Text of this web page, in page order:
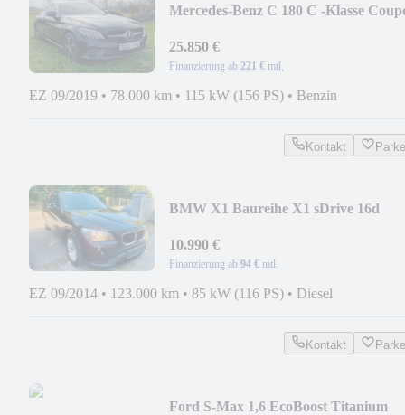
Mercedes-Benz C 180 C -Klasse
25.850 €
Finanzierung ab 221 € mtl.
EZ 09/2019 • 78.000 km • 115 kW (156 PS) • Benzin
Kontakt
BMW X1 Baureihe X1 sDrive 16d
10.990 €
Finanzierung ab 94 € mtl.
EZ 09/2014 • 123.000 km • 85 kW (116 PS) • Diesel
Kontakt
Ford S-Max 1,6 EcoBoost Titanium